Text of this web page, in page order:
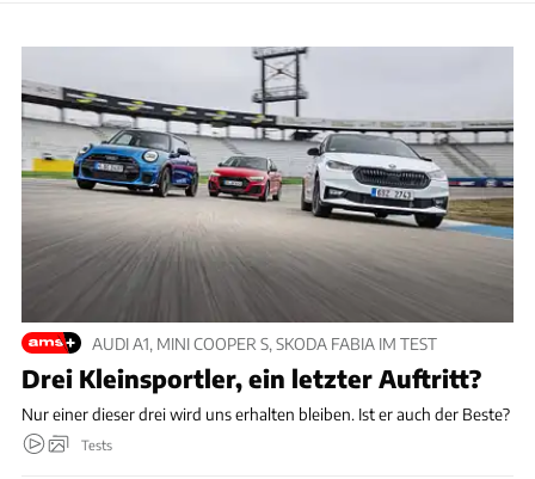
AUDI A1, MINI COOPER S, SKODA FABIA IM TEST
Drei Kleinsportler, ein letzter Auftritt?
Nur einer dieser drei wird uns erhalten bleiben. Ist er auch der Beste?
Tests